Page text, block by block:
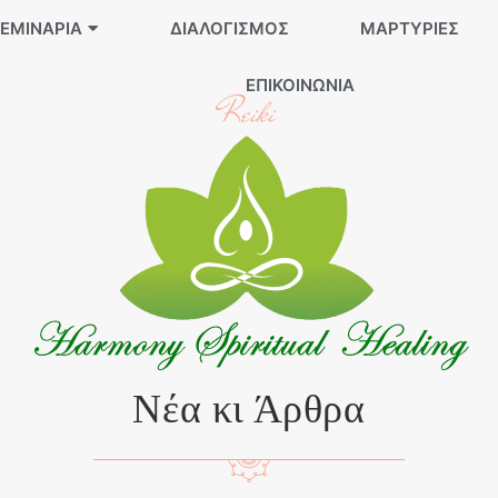
ΔΙΑΛΟΓΙΣΜΌΣ ΜΑΡΤΥΡΊΕΣ
ΕΠΙΚΟΙΝΩΝΊΑ
Reiki
Νέα κι Άρθρα